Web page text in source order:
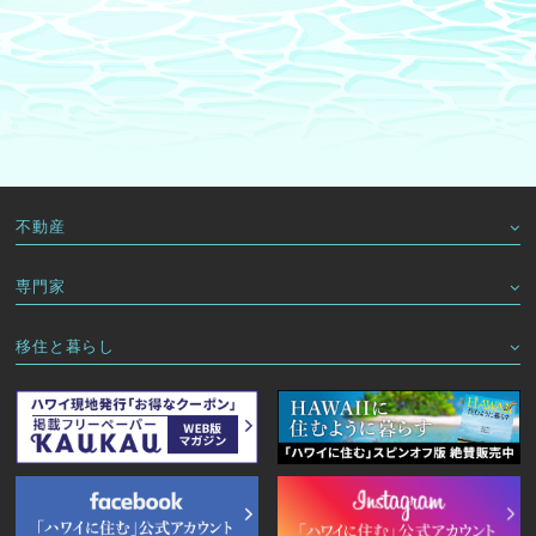
不動産
専門家
移住と暮らし